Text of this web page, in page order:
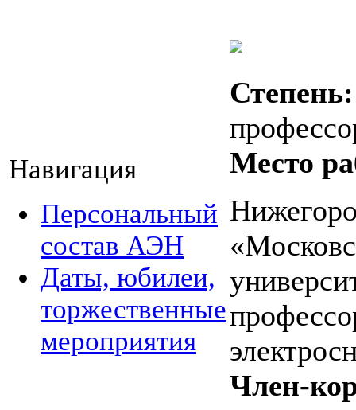
Навигация
Персональный
состав АЭН
Даты, юбилеи,
торжественные
мероприятия
Степень:
Место
Член-